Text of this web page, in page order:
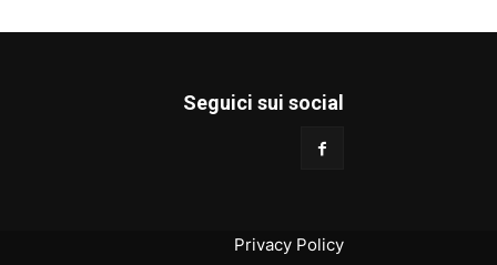
Seguici sui social
Privacy Policy